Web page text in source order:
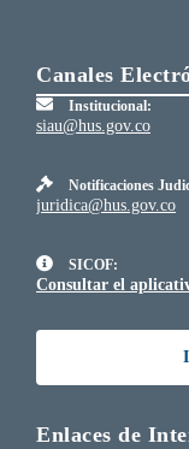
Canales
Institucional:
siau@hus.gov.co
Notificaciones
juridica@hus.gov.co
SICOF:
Consultar el
Enlaces de